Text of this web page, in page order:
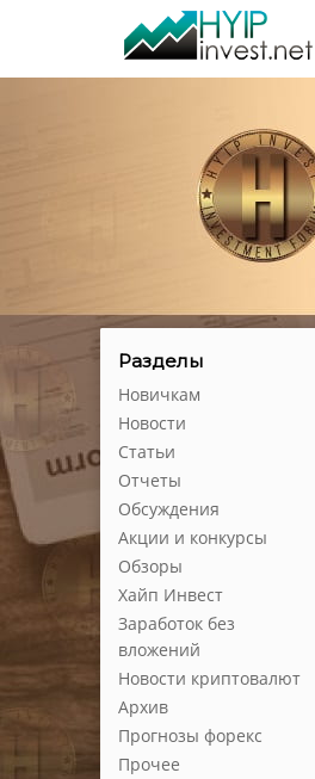
Разделы
Новичкам
Новости
Статьи
Отчеты
Обсуждения
Акции и конкурсы
Обзоры
Хайп Инвест
Заработок без
вложений
Новости криптовалют
Архив
Прогнозы форекс
Прочее